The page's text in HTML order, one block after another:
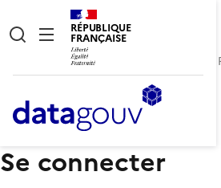
RÉPUBLIQUE
FRANÇAISE
Se connecter